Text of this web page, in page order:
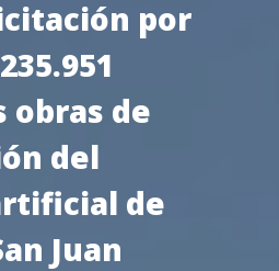
por
obras de
del
de
Juan